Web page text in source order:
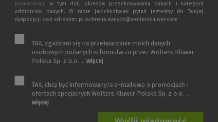
prywatności, w tym dot. okresów przechowywania danych i kategorii
odbiorców danych. W razie jakichkolwiek pytań jesteśmy do Twojej
dyspozycji pod adresem: pl-ochrona.danych@wolterskluwer.com
TAK, zgadzam się na przetwarzanie moich danych
osobowych podanych w formularzu przez Wolters Kluwer
Polska Sp. z o.o. ... więcej
TAK, chcę być informowany/a e-mailowo o promocjach i
ofertach specjalnych Wolters Kluwer Polska Sp. z o.o. ...
więcej